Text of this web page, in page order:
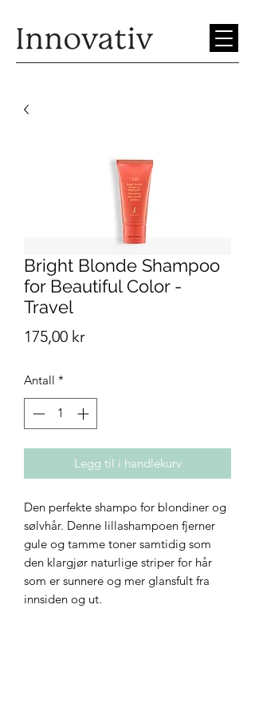
Bright Blonde Shampoo
for Beautiful Color -
Travel
175,00 krPris
Antall *
Legg til i handlekurv
Den perfekte shampo for blondiner og
sølvhår. Denne lillashampoen fjerner
gule og tamme toner samtidig som
den klargjør naturlige striper for hår
som er sunnere og mer glansfult fra
innsiden og ut.